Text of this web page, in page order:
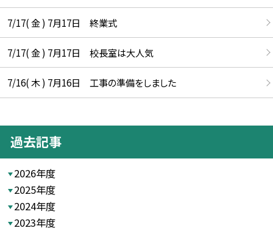
7/17( 金 ) 7月17日 終業式
7/17( 金 ) 7月17日 校長室は大人気
7/16( 木 ) 7月16日 工事の準備をしました
過去記事
2026年度
2025年度
2024年度
2023年度